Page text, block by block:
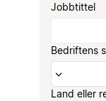
Jobbtittel
Bedriftens
Land eller